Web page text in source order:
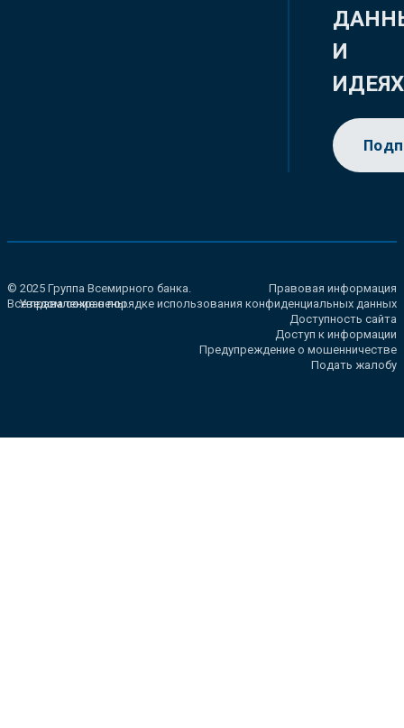
И
ИДЕЯХ
© 2025 Группа Всемирного банка.
Все права сохранены.
Правовая информация
Уведомление о порядке использования конфиденциальных данных
Доступность сайта
Доступ к информации
Предупреждение о мошенничестве
Подать жалобу